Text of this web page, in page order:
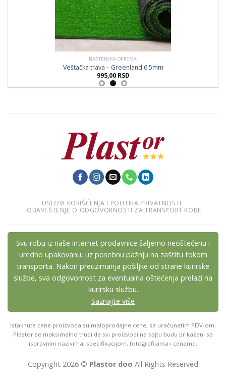
BAŠTENSKA OPREMA
Veštačka trava – Greenland 6.5mm
995,00RSD
USLOVI KORIŠĆENJA I POLITIKA PRIVATNOSTI
OBAVEŠTENJE O ODGOVORNOSTI ZA TRANSPORT ROBE
Svu robu iz naše internet prodavnice šaljemo neoštećenu i
uredno upakovanu, uz posebnu pažnju na zaštitu tokom
transporta. Nakon preuzimanja pošiljke od strane kurirske
službe, sva odgovornost za eventualna oštećenja prelazi na
kurirsku službu.
Saznajte više
Istaknute cene proizvoda su maloprodajne cene, sa uračunatim PDV-om.
Plastor se maksimalno trudi da svi proizvodi na sajtu budu prikazani sa
ispravnim nazivima, specifikacijom, fotografijama i cenama.
Copyright 2026 © Plastor doo All Rights Reserved